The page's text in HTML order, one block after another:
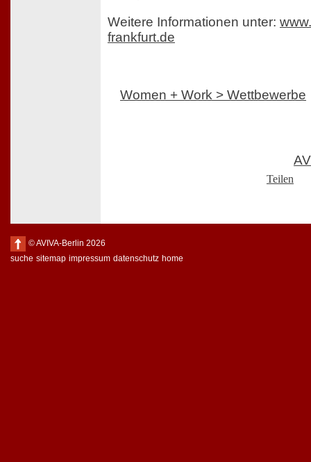
Weitere Informationen unter:
frankfurt.de
Women + Work > Wettbewerbe
Teilen
© AVIVA-Berlin 2026
suche sitemap impressum datenschutz home